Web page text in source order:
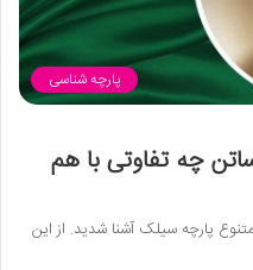
پارچه شناسی
چه تفاوتی با هم
پارچه سیلک آشنا شدید. از این